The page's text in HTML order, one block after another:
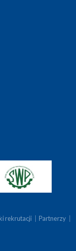
rekrutacji Partnerzy